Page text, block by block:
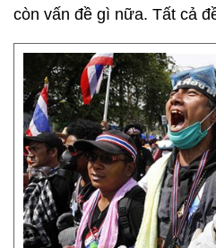
còn vấn đề gì nữa. Tất cả